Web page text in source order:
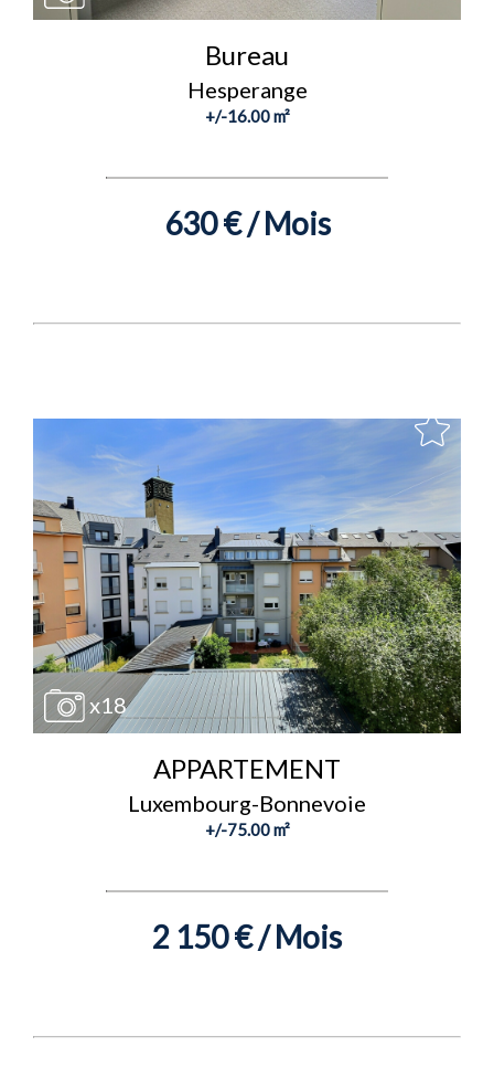
Bureau
Hesperange
+/-16.00 m²
630 € / Mois
x18
APPARTEMENT
Luxembourg-Bonnevoie
+/-75.00 m²
2 150 € / Mois